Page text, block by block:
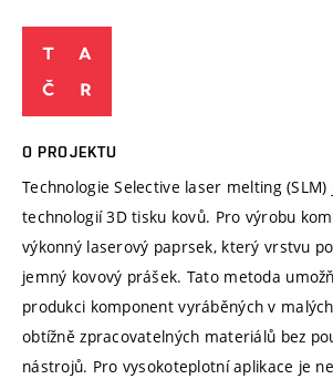
O PROJEKTU
Technologie Selective laser melting (SLM)
technologií 3D tisku kovů. Pro výrobu
výkonný laserový paprsek, který vrstvu
jemný kovový prášek. Tato metoda
produkci komponent vyráběných v
obtížně zpracovatelných materiálů bez
nástrojů. Pro vysokoteplotní aplikace je